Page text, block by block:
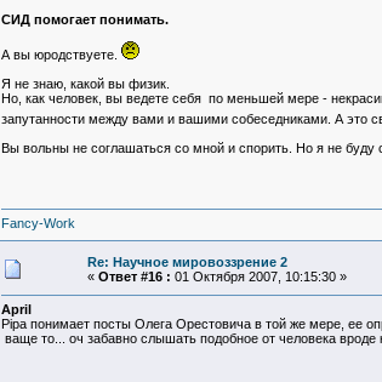
СИД помогает понимать.
А вы юродствуете.
Я не знаю, какой вы физик.
Но, как человек, вы ведете себя по меньшей мере -
запутанности между вами и вашими собеседниками. А это
Вы вольны не соглашаться со мной и спорить. Но я не
Fancy-Work
Re: Научное мировоззрение 2
« Ответ #16 : 01 Октября 2007, 10:15:30 »
April
Pipa понимает посты Олега Орестовича в той же мере, ее
ваще то... оч забавно слышать подобное от человека